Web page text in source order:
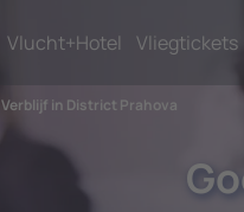
Vlucht+Hotel Vliegtickets
Verblijf in District Prahova